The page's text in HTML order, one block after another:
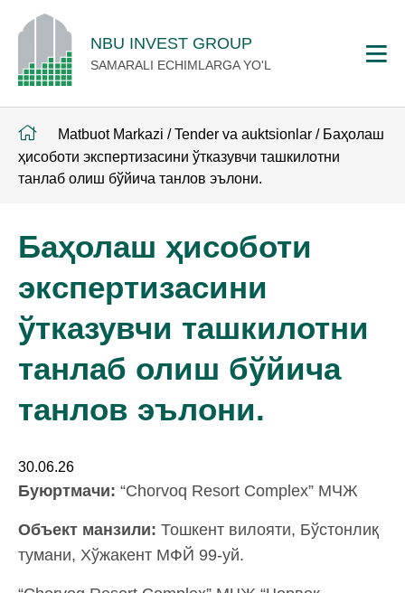
NBU INVEST GROUP
SAMARALI ECHIMLARGA YO'L
Matbuot Markazi / Tender va auktsionlar / Баҳолаш
ҳисоботи экспертизасини ўтказувчи ташкилотни
танлаб олиш бўйича танлов эълони.
Баҳолаш ҳисоботи
экспертизасини
ўтказувчи ташкилотни
танлаб олиш бўйича
танлов эълони.
30.06.26
Буюртмачи: “Chorvoq Resort Complex” МЧЖ
Объект манзили: Тошкент вилояти, Бўстонлиқ
тумани, Хўжакент МФЙ 99-уй.